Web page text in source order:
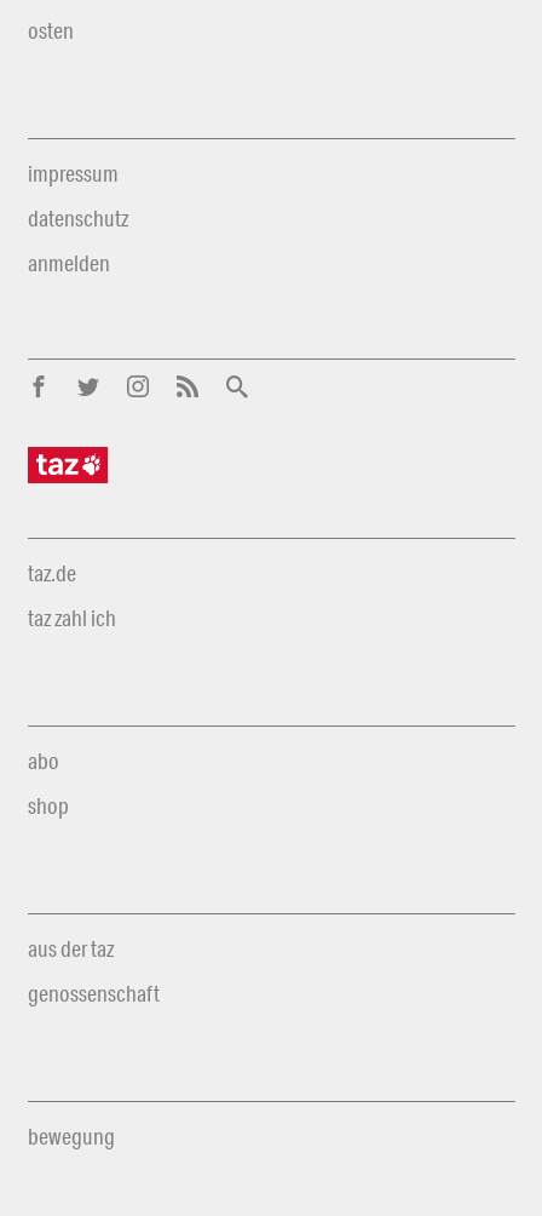
osten
impressum
datenschutz
anmelden
taz.de
taz zahl ich
abo
shop
aus der taz
genossenschaft
bewegung